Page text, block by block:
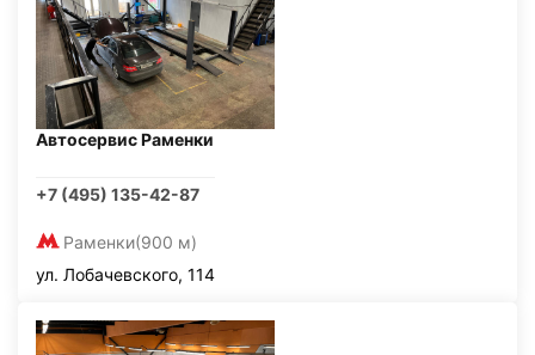
Автосервис Раменки
+7 (495) 135-42-87
Раменки(900 м)
ул. Лобачевского, 114